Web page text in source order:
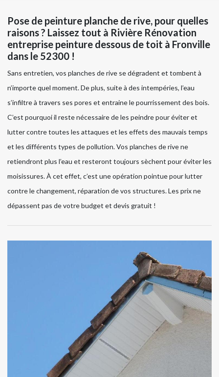
Pose de peinture planche de rive, pour quelles
raisons ? Laissez tout à Rivière Rénovation
entreprise peinture dessous de toit à Fronville
dans le 52300 !
Sans entretien, vos planches de rive se dégradent et tombent à
n’importe quel moment. De plus, suite à des intempéries, l’eau
s’infiltre à travers ses pores et entraine le pourrissement des bois.
C’est pourquoi il reste nécessaire de les peindre pour éviter et
lutter contre toutes les attaques et les effets des mauvais temps
et les différents types de pollution. Vos planches de rive ne
retiendront plus l’eau et resteront toujours sèchent pour éviter les
moisissures. À cet effet, c’est une opération pointue pour lutter
contre le changement, réparation de vos structures. Les prix ne
dépassent pas de votre budget et devis gratuit !